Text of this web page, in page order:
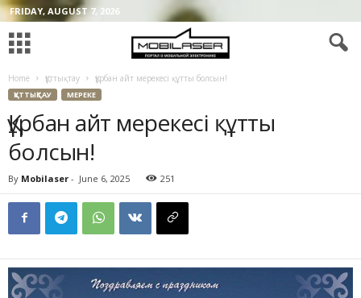
FRIDAY, AUGUST 7, 2026
Home Құттықтау Құрбан айт мерекесі құтты болсын!
ҚҰТТЫҚТАУ МЕРЕКЕ
Құрбан айт мерекесі құтты
болсын!
By Mobilaser - June 6, 2025 251